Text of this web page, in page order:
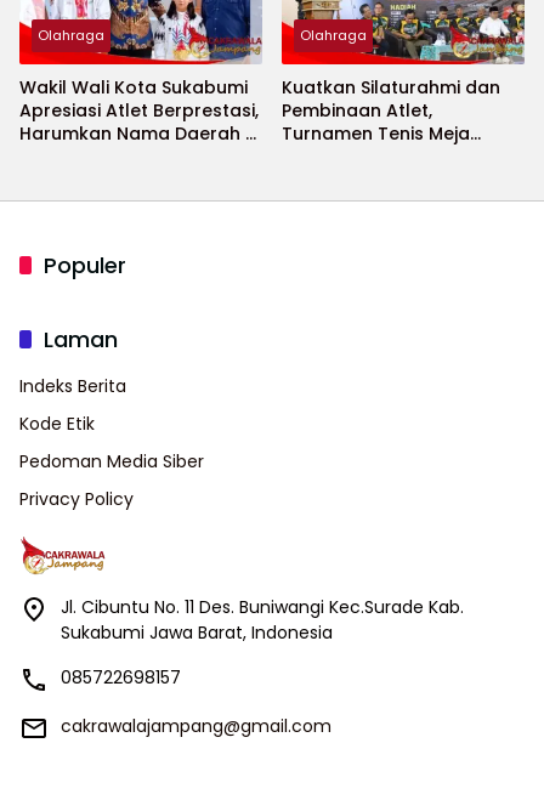
Olahraga
Wakil Wali Kota Sukabumi
Apresiasi Atlet Berprestasi,
Harumkan Nama Daerah di
Olahraga
Kuatkan Silaturahmi dan
Pembinaan Atlet,
Turnamen Tenis Meja
Populer
Laman
Indeks Berita
Kode Etik
Pedoman Media Siber
Privacy Policy
Jl. Cibuntu No. 11 Des. Buniwangi Kec.Surade Kab.
Sukabumi Jawa Barat, Indonesia
085722698157
cakrawalajampang@gmail.com